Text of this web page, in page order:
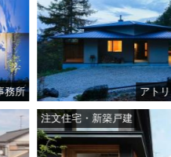
アトリエ・
注文住宅・新築戸建